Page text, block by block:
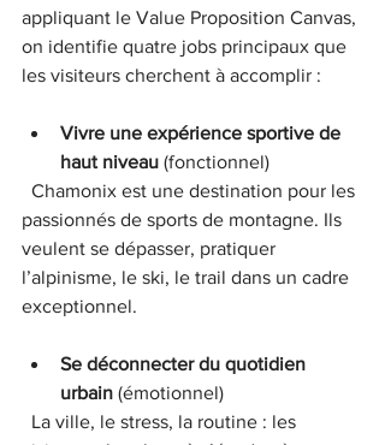
appliquant le Value Proposition Canvas,
on identifie quatre jobs principaux que
les visiteurs cherchent à accomplir :
Vivre une expérience sportive de
haut niveau (fonctionnel)
passionnés de sports de montagne. Ils
veulent se dépasser, pratiquer
l’alpinisme, le ski, le trail dans un cadre
exceptionnel.
Se déconnecter du quotidien
urbain (émotionnel)